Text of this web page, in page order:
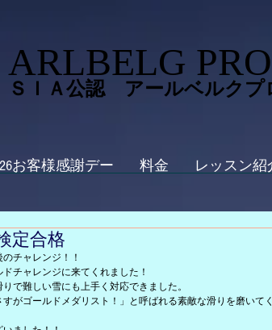
ARLBELG
ＳＩＡ公認 アールベルクプ
お客様感謝デー 料金 レッスン紹
定合格
チャレンジ！！
チャレンジに来てくれました！
で難しい雪にも上手く対応できました。
すがゴールドメダリスト！」と呼ばれる素敵な滑りを磨いて